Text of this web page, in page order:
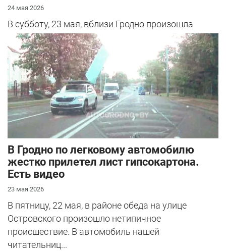
24 мая 2026
В субботу, 23 мая, вблизи Гродно произошла
серьезная авария – столкнулись Mazda и
Peugeot. Читатель АвтоГродно поделился...
В Гродно по легковому автомобилю
жестко прилетел лист гипсокартона.
Есть видео
23 мая 2026
В пятницу, 22 мая, в районе обеда на улице
Островского произошло нетипичное
происшествие. В автомобиль нашей
читательниц...